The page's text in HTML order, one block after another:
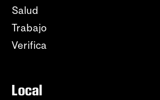
Salud
Trabajo
Verifica
Local